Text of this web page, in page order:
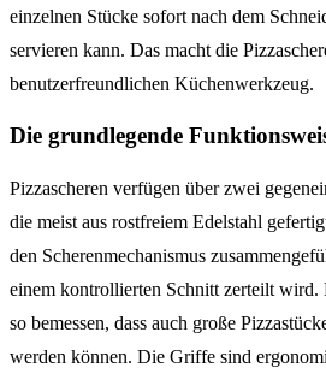
einzelnen Stücke sofort nach dem
servieren kann. Das macht die
benutzerfreundlichen Küchenwerkzeug.
Die grundlegende
Pizzascheren verfügen über zwei
die meist aus rostfreiem Edelstahl
den Scherenmechanismus
einem kontrollierten Schnitt zerteilt
so bemessen, dass auch große
werden können. Die Griffe sind